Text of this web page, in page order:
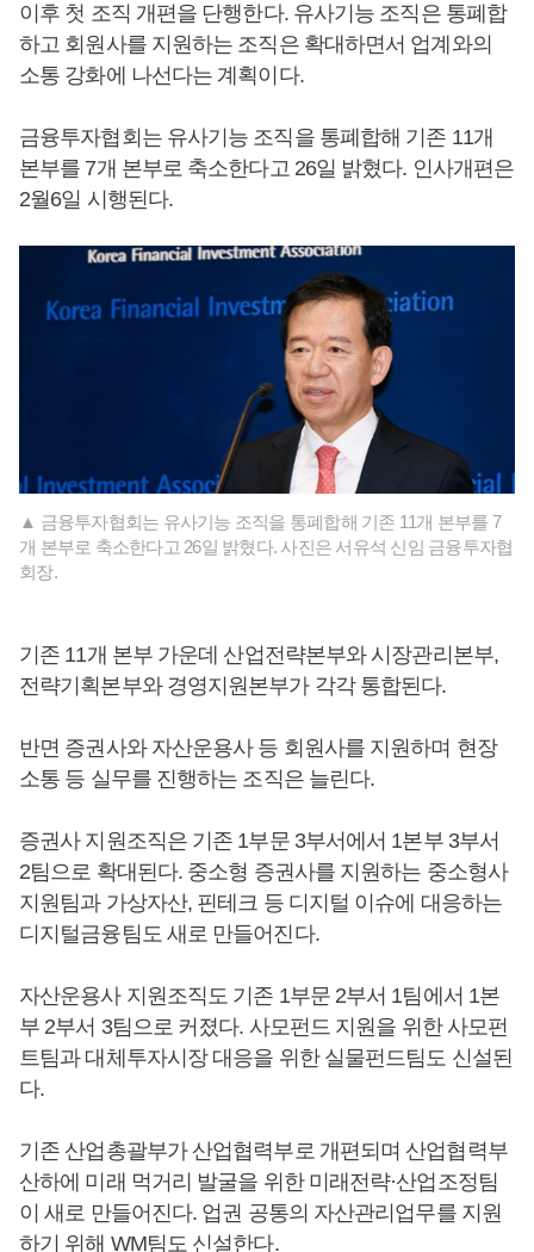
이후 첫 조직 개편을 단행한다. 유사기능 조직은 통폐합
하고 회원사를 지원하는 조직은 확대하면서 업계와의
소통 강화에 나선다는 계획이다.
금융투자협회는 유사기능 조직을 통폐합해 기존 11개
본부를 7개 본부로 축소한다고 26일 밝혔다. 인사개편은
2월6일 시행된다.
▲ 금융투자협회는 유사기능 조직을 통폐합해 기존 11개 본부를 7
개 본부로 축소한다고 26일 밝혔다. 사진은 서유석 신임 금융투자협
회장.
기존 11개 본부 가운데 산업전략본부와 시장관리본부,
전략기획본부와 경영지원본부가 각각 통합된다.
반면 증권사와 자산운용사 등 회원사를 지원하며 현장
소통 등 실무를 진행하는 조직은 늘린다.
증권사 지원조직은 기존 1부문 3부서에서 1본부 3부서
2팀으로 확대된다. 중소형 증권사를 지원하는 중소형사
지원팀과 가상자산, 핀테크 등 디지털 이슈에 대응하는
디지털금융팀도 새로 만들어진다.
자산운용사 지원조직도 기존 1부문 2부서 1팀에서 1본
부 2부서 3팀으로 커졌다. 사모펀드 지원을 위한 사모펀
트팀과 대체투자시장 대응을 위한 실물펀드팀도 신설된
다.
기존 산업총괄부가 산업협력부로 개편되며 산업협력부
산하에 미래 먹거리 발굴을 위한 미래전략·산업조정팀
이 새로 만들어진다. 업권 공통의 자산관리업무를 지원
하기 위해 WM팀도 신설한다.